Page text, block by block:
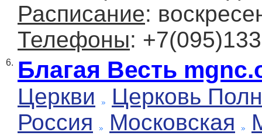
Расписание:
Телефоны:
6. Благая Весть
Церкви
Церковь
Россия
Московская